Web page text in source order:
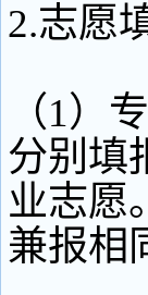
2.志愿
（1）
分别填
业志愿
兼报相